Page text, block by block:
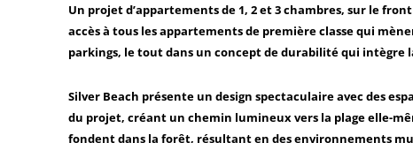
Un projet d’appartements de 1, 2 et 3 chambres, sur le
accès à tous les appartements de première classe qui
parkings, le tout dans un concept de durabilité qui
Silver Beach présente un design spectaculaire avec des
du projet, créant un chemin lumineux vers la plage elle-
fondent dans la forêt, résultant en des environnements